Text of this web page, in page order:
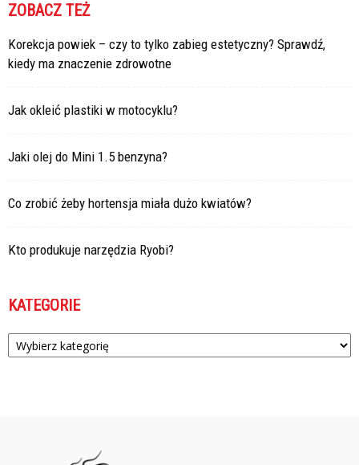
ZOBACZ TEŻ
Korekcja powiek – czy to tylko zabieg estetyczny? Sprawdź,
kiedy ma znaczenie zdrowotne
Jak okleić plastiki w motocyklu?
Jaki olej do Mini 1.5 benzyna?
Co zrobić żeby hortensja miała dużo kwiatów?
Kto produkuje narzędzia Ryobi?
KATEGORIE
Kategorie